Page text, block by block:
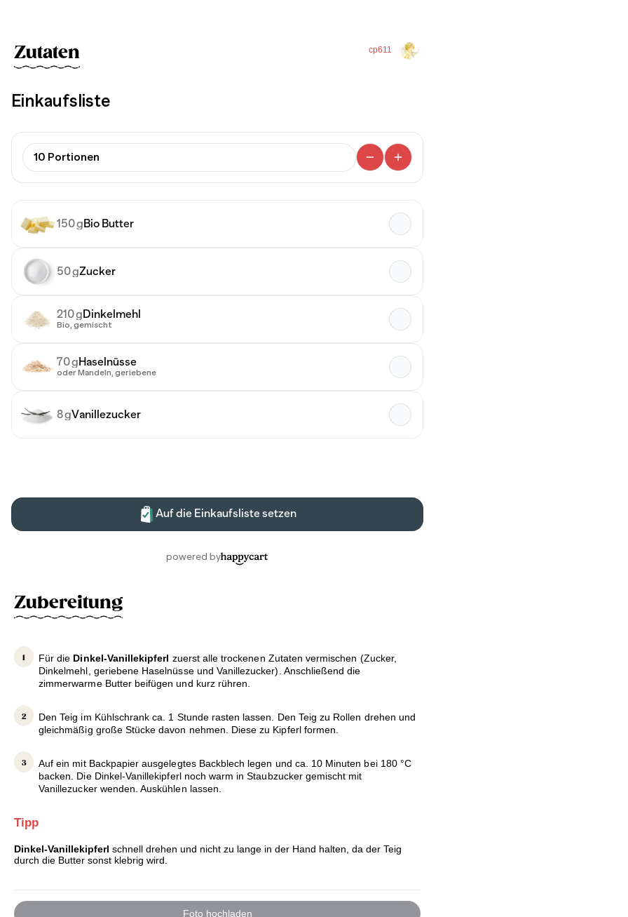
cp611
Zutaten
Zubereitung
Für die Dinkel-Vanillekipferl zuerst alle trockenen Zutaten vermischen (Zucker,
Dinkelmehl, geriebene Haselnüsse und Vanillezucker). Anschließend die
zimmerwarme Butter beifügen und kurz rühren.
Den Teig im Kühlschrank ca. 1 Stunde rasten lassen. Den Teig zu Rollen drehen und
gleichmäßig große Stücke davon nehmen. Diese zu Kipferl formen.
Auf ein mit Backpapier ausgelegtes Backblech legen und ca. 10 Minuten bei 180 °C
backen. Die Dinkel-Vanillekipferl noch warm in Staubzucker gemischt mit
Vanillezucker wenden. Auskühlen lassen.
Tipp
Dinkel-Vanillekipferl schnell drehen und nicht zu lange in der Hand halten, da der Teig
durch die Butter sonst klebrig wird.
Foto hochladen